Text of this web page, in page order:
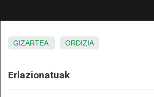
GIZARTEA ORDIZIA
Erlazionatuak